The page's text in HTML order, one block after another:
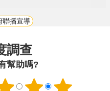
聯播宣導
調查
幫助嗎?